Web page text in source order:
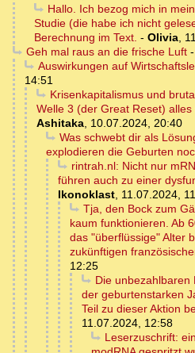
Hallo. Ich bezog mich in
Studie (die habe ich nicht
Berechnung im Text. - Olivia,
Geh mal raus an die frische Luft-
Auswirkungen auf
14:51
Krisenkapitalismus und
Welle 3 (der Great Reset)
Ashitaka, 10.07.2024, 20:40
Was schwebt dir als
explodieren die Geburten
rintrah.nl: Nicht nur
führen auch zu einer
Ikonoklast, 11.07.2024,
Tja, den Bock zum
kaum funktionieren. Ab
das "überflüssige" Alter
zukünftigen
12:25
Die unbezahlbaren
der geburtenstarken
Teil zu dieser Aktion
11.07.2024, 12:58
Leserzuschrift: